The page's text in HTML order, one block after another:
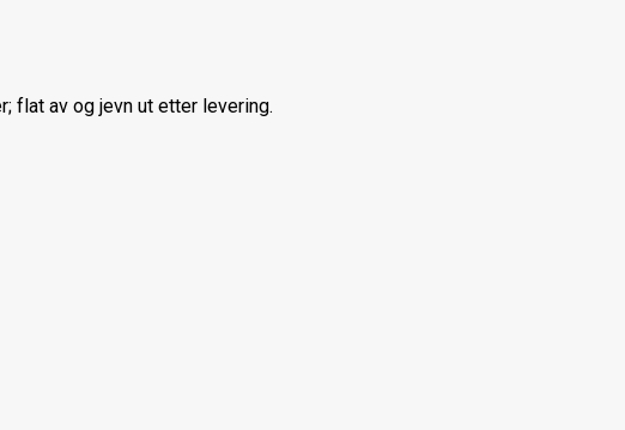
flat av og jevn ut etter levering.